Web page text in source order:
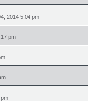
2014 5:04 pm
pm
pm